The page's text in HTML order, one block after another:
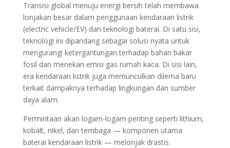
Transisi global menuju energi bersih telah membawa
lonjakan besar dalam penggunaan kendaraan listrik
(electric vehicle/EV) dan teknologi baterai. Di satu sisi,
teknologi ini dipandang sebagai solusi nyata untuk
mengurangi ketergantungan terhadap bahan bakar
fosil dan menekan emisi gas rumah kaca. Di sisi lain,
era kendaraan listrik juga memunculkan dilema baru
terkait dampaknya terhadap lingkungan dan sumber
daya alam.
Permintaan akan logam-logam penting seperti lithium,
kobalt, nikel, dan tembaga — komponen utama
baterai kendaraan listrik — melonjak drastis.